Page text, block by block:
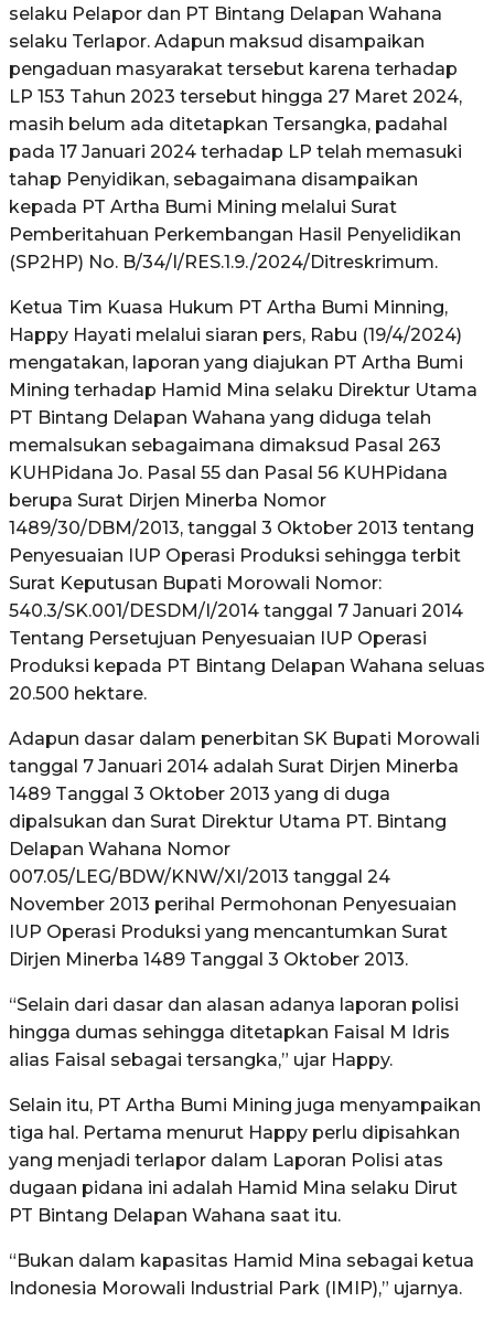
selaku Pelapor dan PT Bintang Delapan Wahana
selaku Terlapor. Adapun maksud disampaikan
pengaduan masyarakat tersebut karena terhadap
LP 153 Tahun 2023 tersebut hingga 27 Maret 2024,
masih belum ada ditetapkan Tersangka, padahal
pada 17 Januari 2024 terhadap LP telah memasuki
tahap Penyidikan, sebagaimana disampaikan
kepada PT Artha Bumi Mining melalui Surat
Pemberitahuan Perkembangan Hasil Penyelidikan
(SP2HP) No. B/34/I/RES.1.9./2024/Ditreskrimum.
Ketua Tim Kuasa Hukum PT Artha Bumi Minning,
Happy Hayati melalui siaran pers, Rabu (19/4/2024)
mengatakan, laporan yang diajukan PT Artha Bumi
Mining terhadap Hamid Mina selaku Direktur Utama
PT Bintang Delapan Wahana yang diduga telah
memalsukan sebagaimana dimaksud Pasal 263
KUHPidana Jo. Pasal 55 dan Pasal 56 KUHPidana
berupa Surat Dirjen Minerba Nomor
1489/30/DBM/2013, tanggal 3 Oktober 2013 tentang
Penyesuaian IUP Operasi Produksi sehingga terbit
Surat Keputusan Bupati Morowali Nomor:
540.3/SK.001/DESDM/I/2014 tanggal 7 Januari 2014
Tentang Persetujuan Penyesuaian IUP Operasi
Produksi kepada PT Bintang Delapan Wahana seluas
20.500 hektare.
Adapun dasar dalam penerbitan SK Bupati Morowali
tanggal 7 Januari 2014 adalah Surat Dirjen Minerba
1489 Tanggal 3 Oktober 2013 yang di duga
dipalsukan dan Surat Direktur Utama PT. Bintang
Delapan Wahana Nomor
007.05/LEG/BDW/KNW/XI/2013 tanggal 24
November 2013 perihal Permohonan Penyesuaian
IUP Operasi Produksi yang mencantumkan Surat
Dirjen Minerba 1489 Tanggal 3 Oktober 2013.
“Selain dari dasar dan alasan adanya laporan polisi
hingga dumas sehingga ditetapkan Faisal M Idris
alias Faisal sebagai tersangka,” ujar Happy.
Selain itu, PT Artha Bumi Mining juga menyampaikan
tiga hal. Pertama menurut Happy perlu dipisahkan
yang menjadi terlapor dalam Laporan Polisi atas
dugaan pidana ini adalah Hamid Mina selaku Dirut
PT Bintang Delapan Wahana saat itu.
“Bukan dalam kapasitas Hamid Mina sebagai ketua
Indonesia Morowali Industrial Park (IMIP),” ujarnya.